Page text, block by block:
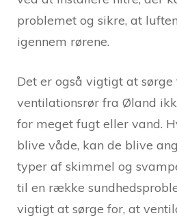
problemet og sikre, at
igennem rørene.
Det er også vigtigt at sørge
ventilationsrør fra Øland
for meget fugt eller vand.
blive våde, kan de blive
typer af skimmel og
til en række
vigtigt at sørge for, at